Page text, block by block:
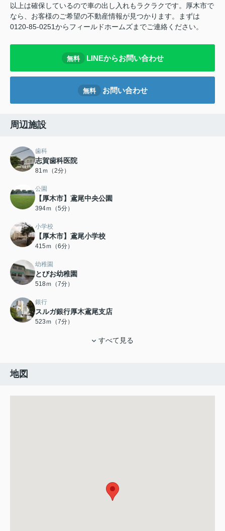
以上は確保しているので車の出し入れもラクラクです。厚木市で
なら、お客様のご希望の不動産情報が見つかります。まずは
0120-85-0251からフィールドホームズまでご連絡ください。
無料 LINEからお問い合わせ
無料 お問い合わせ
周辺施設
歯科
志賀歯科医院
81ｍ（2分）
公園
【厚木市】鳶尾中央公園
394ｍ（5分）
小学校
【厚木市】鳶尾小学校
415ｍ（6分）
幼稚園
とびお幼稚園
518ｍ（7分）
銀行
スルガ銀行厚木鳶尾支店
523ｍ（7分）
すべて見る
地図